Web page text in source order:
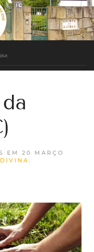
EM 20 MARÇO
.